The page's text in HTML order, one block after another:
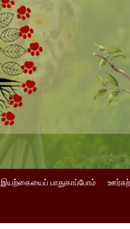
இயற்கையைப் பாதுகாப்போம்